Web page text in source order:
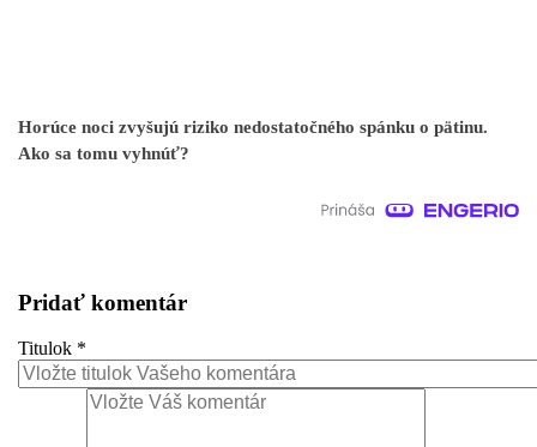
Horúce noci zvyšujú riziko nedostatočného spánku o pätinu.
Ako sa tomu vyhnúť?
Pridať komentár
Titulok *